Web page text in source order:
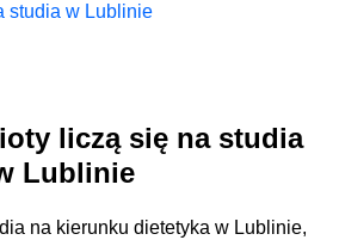
studia w Lublinie
liczą się na studia
Lublinie
na kierunku dietetyka w Lublinie,